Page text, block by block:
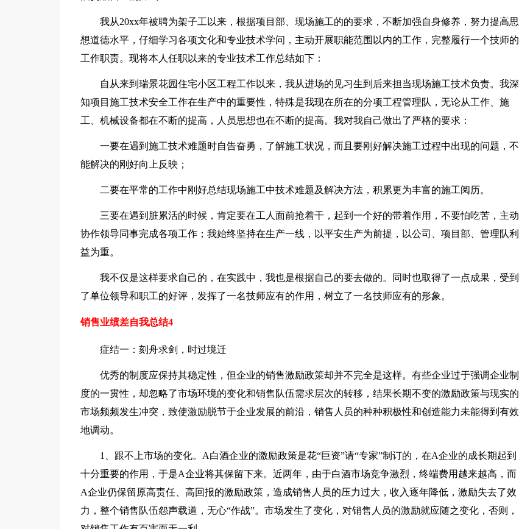
我从20xx年被聘为架子工以来，根据项目部、现场施工的的要求，不断加强自身修养，努力提高思
想道德水平，仔细学习各项文化和专业技术学问，主动开展职能范围以内的工作，完整履行一个技师的
工作职责。现将本人任职以来的专业技术工作总结如下：
自从来到瑞景花园住宅小区工程工作以来，我从进场的见习生到后来担当现场施工技术负责。我深
知项目施工技术安全工作在生产中的重要性，特殊是我现在所在的分项工程管理队，无论从工作、施
工、机械设备都在不断的提高，人员思想也在不断的提高。我对我自己做出了严格的要求：
一要在遇到施工技术难题时自告奋勇，了解施工状况，而且要刚好解决施工过程中出现的问题，不
能解决的刚好向上反映；
二要在平常的工作中刚好总结现场施工中技术难题及解决方法，积累更为丰富的施工阅历。
三要在遇到脏累活的时候，肯定要在工人面前抢着干，起到一个好的带着作用，不要怕吃苦，主动
协作领导同事完成各项工作；我始终坚持在生产一线，以平安生产为前提，以公司、项目部、管理队利
益为重。
我不仅是这样要求自己的，在实践中，我也是根据自己的要去做的。同时也取得了一点成果，受到
了单位领导和职工的好评，发挥了一名技师应有的作用，树立了一名技师应有的形象。
销售业绩差自我总结4
症结一：刻舟求剑，时过境迁
优秀的制度应保持其稳定性，但企业的销售激励政策却并不完全是这样。有些企业过于强调企业制
度的一贯性，却忽略了市场环境的变化和销售队伍需求层次的转移，结果长期不变的激励政策与现实的
市场频频发生冲突，致使激励脱节于企业发展的前沿，销售人员的种种积极性和创造能力未能得到有效
地调动。
1、跟不上市场的变化。A白酒企业的激励政策是花“巨资”请“专家”制订的，在A企业的成长期起到
十分重要的作用，于是A企业将其保留下来。近两年，由于白酒市场竞争激烈，终端费用越来越高，而
A企业仍保留原高责任、高回报的激励政策，造成销售人员的压力过大，收入逐年降低，激励失去了效
力，整个销售队伍怨声载道，无心“作战”。市场发生了变化，对销售人员的激励就应随之变化，否则，